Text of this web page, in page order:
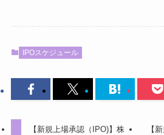
IPOスケジュール
【新規上場承認（IPO)】株
【